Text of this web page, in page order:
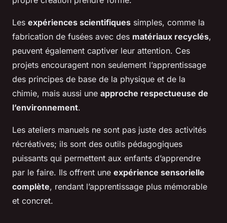
Les expériences scientifiques simples, comme la
fabrication de fusées avec des matériaux recyclés,
peuvent également captiver leur attention. Ces
projets encouragent non seulement l’apprentissage
des principes de base de la physique et de la
chimie, mais aussi une approche respectueuse de
l’environnement.
Les ateliers manuels ne sont pas juste des activités
récréatives; ils sont des outils pédagogiques
puissants qui permettent aux enfants d’apprendre
par le faire. Ils offrent une expérience sensorielle
complète, rendant l’apprentissage plus mémorable
et concret.